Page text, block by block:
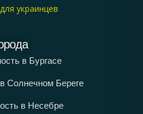
украинцев
в Бургасе
Солнечном Береге
в Несебре